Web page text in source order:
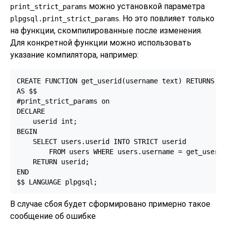
print_strict_params можно установкой параметра
plpgsql.print_strict_params. Но это повлияет только
на функции, скомпилированные после изменения.
Для конкретной функции можно использовать
указание компилятора, например:
CREATE FUNCTION get_userid(username text) RETURNS
AS $$
#print_strict_params on
DECLARE
    userid int;
BEGIN
    SELECT users.userid INTO STRICT userid
FROM users WHERE users.username =
    RETURN userid;
END
$$ LANGUAGE plpgsql;
В случае сбоя будет сформировано примерно такое
сообщение об ошибке